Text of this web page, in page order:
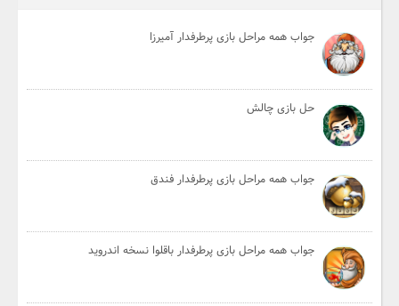
جواب همه مراحل بازی پرطرفدار آمیرزا
حل بازی چالش
جواب همه مراحل بازی پرطرفدار فندق
جواب همه مراحل بازی پرطرفدار باقلوا نسخه اندروید